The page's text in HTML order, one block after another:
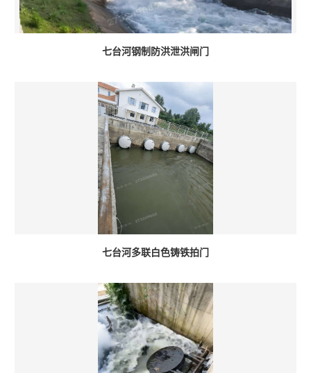
七台河钢制防洪泄洪闸门
七台河多联白色铸铁拍门